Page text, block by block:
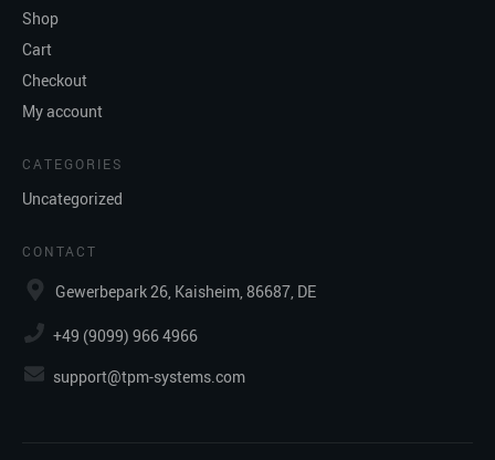
Shop
Cart
Checkout
My account
CATEGORIES
Uncategorized
CONTACT
Gewerbepark 26, Kaisheim, 86687, DE
+49 (9099) 966 4966
support@tpm-systems.com